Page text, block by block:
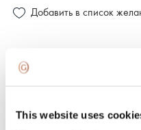
This website uses
Добавить в список
100%
100% гарантия